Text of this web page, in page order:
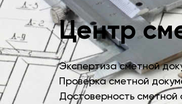
Центр
Экспертиза сметной
Проверка сметной
Достоверность сметной